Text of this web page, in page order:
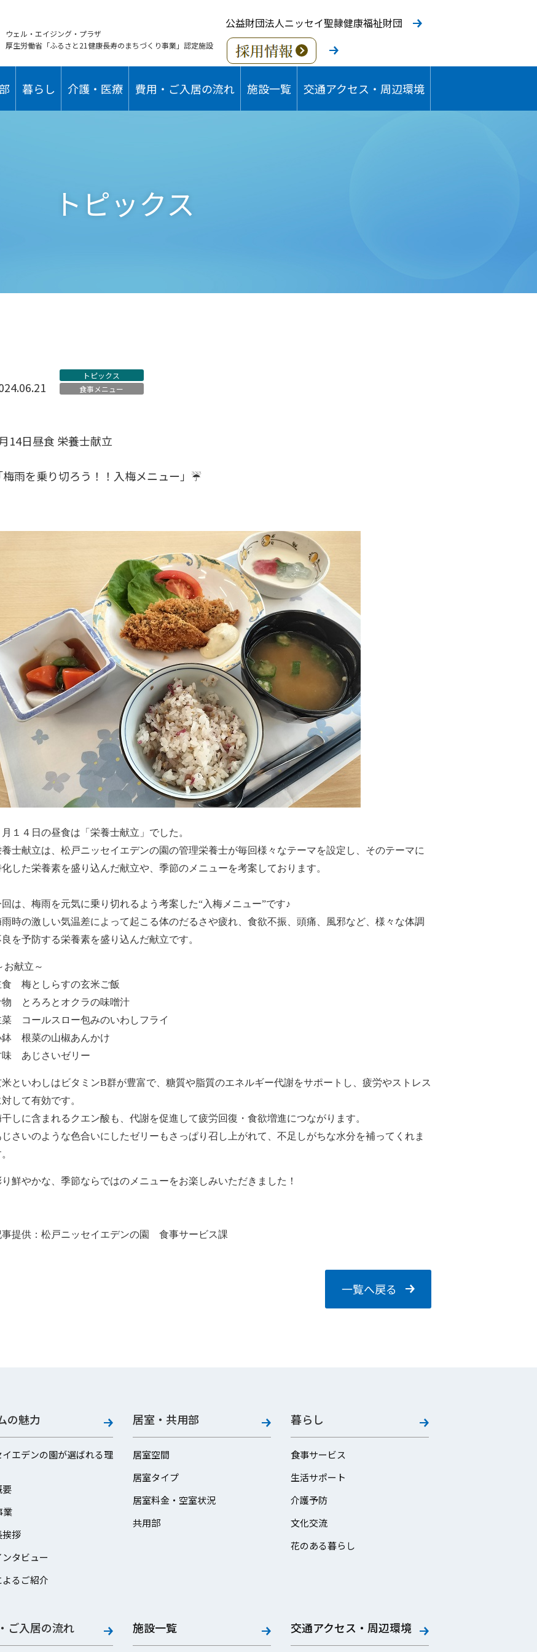
公益財団法人ニッセイ聖隷健康福祉財団
ウェル・エイジング・プラザ
厚生労働省「ふるさと21健康長寿のまちづくり事業」認定施設
暮らし 介護・医療 費用・ご入居の流れ 施設一覧 交通アクセス・周辺環境
トピックス
トピックス
食事メニュー
14日昼食 栄養士献立
梅雨を乗り切ろう！！入梅メニュー」☔
月１４日の昼食は「栄養士献立」でした。
養士献立は、松戸ニッセイエデンの園の管理栄養士が毎回様々なテーマを設定し、そのテーマに
した栄養素を盛り込んだ献立や、季節のメニューを考案しております。
回は、梅雨を元気に乗り切れるよう考案した“入梅メニュー”です♪
雨時の激しい気温差によって起こる体のだるさや疲れ、食欲不振、頭痛、風邪など、様々な体調
を予防する栄養素を盛り込んだ献立です。
お献立～
食 梅としらすの玄米ご飯
物 とろろとオクラの味噌汁
菜 コールスロー包みのいわしフライ
鉢 根菜の山椒あんかけ
味 あじさいゼリー
米といわしはビタミンB群が豊富で、糖質や脂質のエネルギー代謝をサポートし、疲労やストレス
対して有効です。
しに含まれるクエン酸も、代謝を促進して疲労回復・食欲増進につながります。
じさいのような色合いにしたゼリーもさっぱり召し上がれて、不足しがちな水分を補ってくれま
鮮やかな、季節ならではのメニューをお楽しみいただきました！
事提供：松戸ニッセイエデンの園 食事サービス課
一覧へ戻る
の魅力
イエデンの園が選ばれる理
要
業
挨拶
タビュー
るご紹介
居室・共用部
居室空間
居室タイプ
居室料金・空室状況
共用部
暮らし
食事サービス
生活サポート
介護予防
文化交流
花のある暮らし
ご入居の流れ 施設一覧 交通アクセス・周辺環境